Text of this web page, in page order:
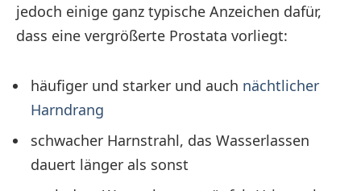
jedoch einige ganz typische Anzeichen dafür,
dass eine vergrößerte Prostata vorliegt:
häufiger und starker und auch nächtlicher
Harndrang
schwacher Harnstrahl, das Wasserlassen
dauert länger als sonst